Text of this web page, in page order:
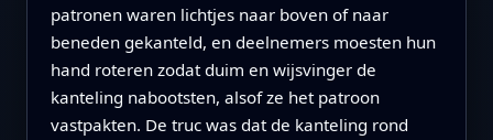
patronen waren lichtjes naar boven of naar
beneden gekanteld, en deelnemers moesten hun
hand roteren zodat duim en wijsvinger de
kanteling nabootsten, alsof ze het patroon
vastpakten. De truc was dat de kanteling rond